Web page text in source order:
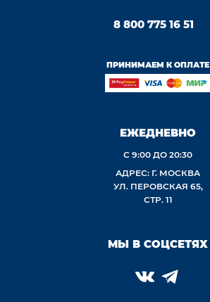
8 800 775 16 51
ПРИНИМАЕМ К ОПЛАТЕ
ЕЖЕДНЕВНО
С 9:00 ДО 20:30
АДРЕС: Г. МОСКВА
УЛ. ПЕРОВСКАЯ 65,
СТР. 11
МЫ В СОЦСЕТЯХ